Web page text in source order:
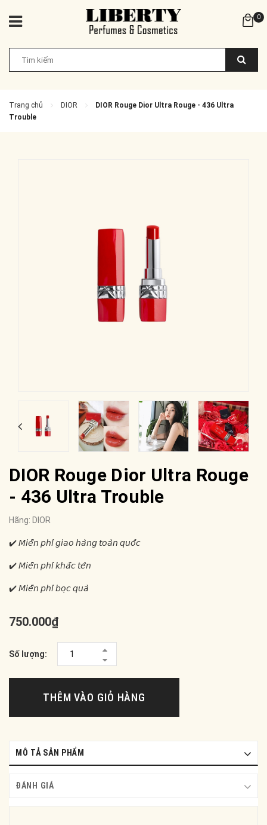
0
Trang chủ DIOR
DIOR Rouge Dior Ultra Rouge - 436 Ultra
Trouble
DIOR Rouge Dior Ultra Rouge
- 436 Ultra Trouble
Hãng: DIOR
✔️ 𝘔𝘪𝘦̂̃𝘯 𝘱𝘩𝘪́ 𝘨𝘪𝘢𝘰 𝘩𝘢̀𝘯𝘨 𝘵𝘰𝘢̀𝘯 𝘲𝘶𝘰̂́𝘤
✔️ 𝘔𝘪𝘦̂̃𝘯 𝘱𝘩𝘪́ 𝘬𝘩𝘢̆́𝘤 𝘵𝘦̂𝘯
✔️ 𝘔𝘪𝘦̂̃𝘯 𝘱𝘩𝘪́ 𝘣𝘰̣𝘤 𝘲𝘶𝘢̀
750.000₫
Số lượng:
THÊM VÀO GIỎ HÀNG
MÔ TẢ SẢN PHẨM
ĐÁNH GIÁ